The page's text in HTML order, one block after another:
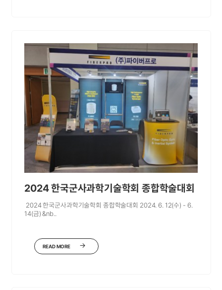
2024 한국군사과학기술학회 종합학술대회
2024 한국군사과학기술학회 종합학술대회 2024. 6. 12(수) - 6.
14(금) &nb..
READ MORE